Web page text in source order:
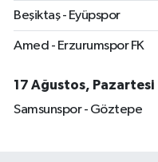
Beşiktaş - Eyüpspor
Amed - Erzurumspor FK
17 Ağustos, Pazartesi
Samsunspor - Göztepe